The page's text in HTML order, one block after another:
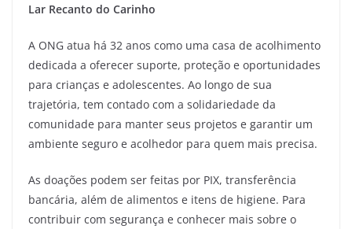
Lar Recanto do Carinho
A ONG atua há 32 anos como uma casa de acolhimento
dedicada a oferecer suporte, proteção e oportunidades
para crianças e adolescentes. Ao longo de sua
trajetória, tem contado com a solidariedade da
comunidade para manter seus projetos e garantir um
ambiente seguro e acolhedor para quem mais precisa.
As doações podem ser feitas por PIX, transferência
bancária, além de alimentos e itens de higiene. Para
contribuir com segurança e conhecer mais sobre o